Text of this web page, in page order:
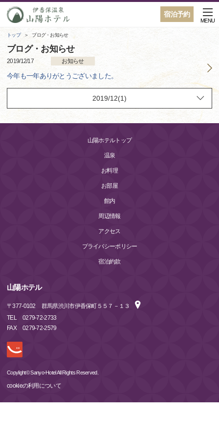
宿泊予約
MENU
トップ ブログ・お知らせ
ブログ・お知らせ
2019/12/17 お知らせ
今年も一年ありがとうございました。
山陽ホテルトップ
温泉
お料理
お部屋
館内
周辺情報
アクセス
プライバシーポリシー
宿泊約款
山陽ホテル
〒377-0102
群馬県渋川市伊香保町５５７－１３
TEL
0279-72-2733
FAX
0279-72-2579
Copylight© Sanyo-Hotel All Rights Reserved.
cookieの利用について